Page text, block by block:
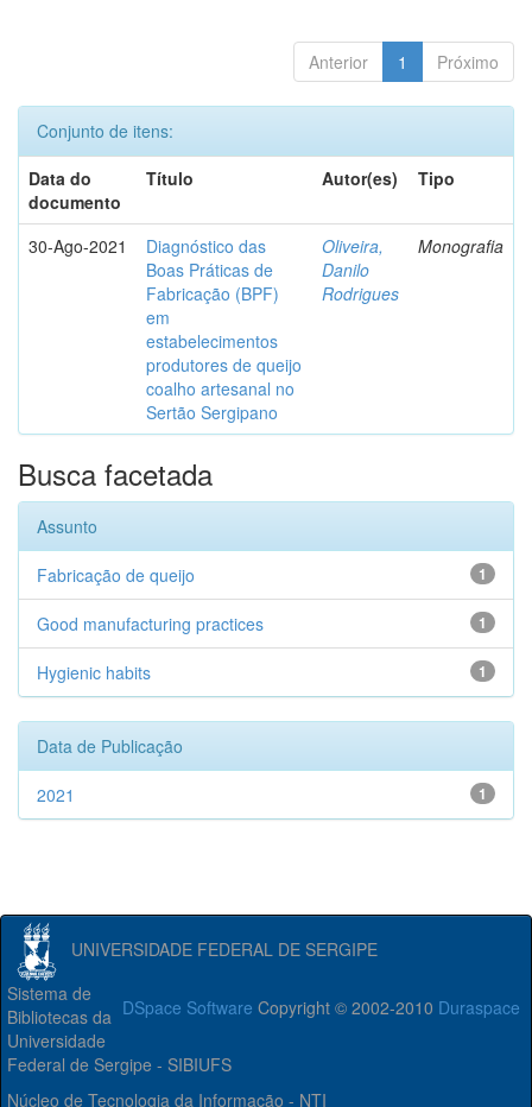
Anterior 1 Próximo
Conjunto de itens:
Data do
documento
Título Autor(es) Tipo
30-Ago-2021
Diagnóstico das
Boas Práticas de
Fabricação (BPF)
em
estabelecimentos
produtores de queijo
coalho artesanal no
Sertão Sergipano
Oliveira,
Danilo
Rodrigues
Monografia
Busca facetada
Assunto
1
Fabricação de queijo
1
Good manufacturing practices
1
Hygienic habits
Data de Publicação
1
2021
UNIVERSIDADE FEDERAL DE SERGIPE
DSpace Software Copyright © 2002-2010 Duraspace
Sistema de
Bibliotecas da
Universidade
Federal de Sergipe - SIBIUFS
Núcleo de Tecnologia da Informação - NTI